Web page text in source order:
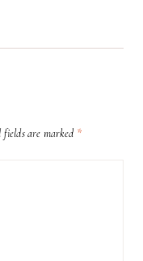
fields are marked *